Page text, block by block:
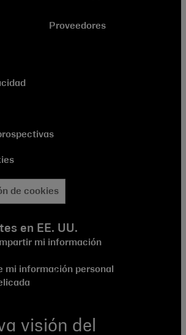
visión del
Proveedores
de cookies
en EE. UU.
mi información
mi información personal